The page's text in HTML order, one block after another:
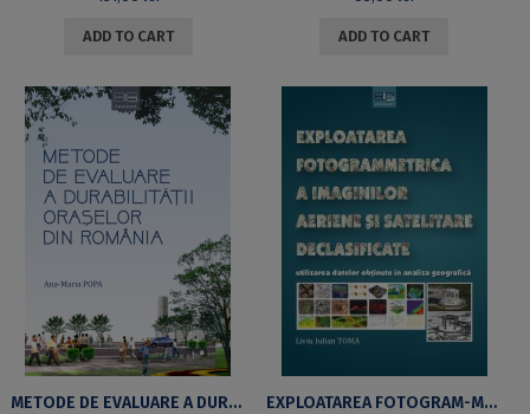
ADD TO CART ADD TO CART
METODE DE EVALUARE A DURABILITĂȚII ORAȘELOR DIN ROMÂNIA EXPLOATAREA FOTOGRAM-METRICĂ A IMAGINILOR AERIENE ȘI SATELITARE DECLASIFICATE. UTILIZAREA DATELOR OBȚINUTE ÎN ANALIZA GEOGRAFICĂ